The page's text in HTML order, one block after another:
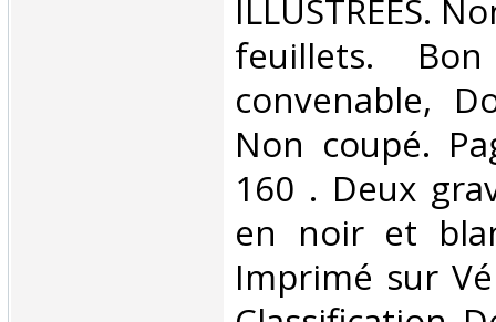
ILLUSTREES.
feuillets.
convenable,
Non coupé.
160 . Deux
en noir et
Imprimé sur